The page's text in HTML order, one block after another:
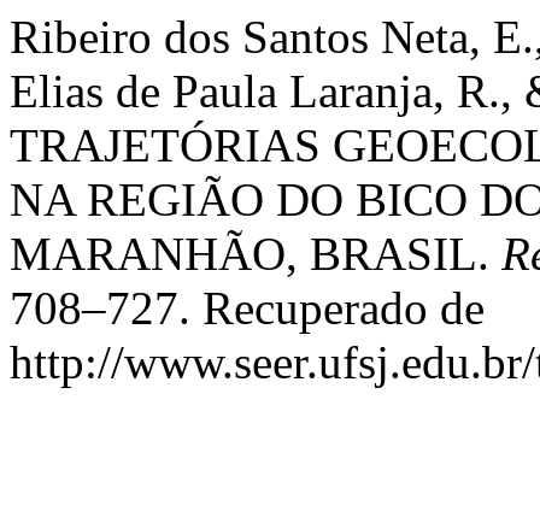
Ribeiro dos Santos Neta,
Elias de Paula Laranja,
TRAJETÓRIAS
NA REGIÃO DO BICO
MARANHÃO, BRASIL.
708–727. Recuperado de
http://